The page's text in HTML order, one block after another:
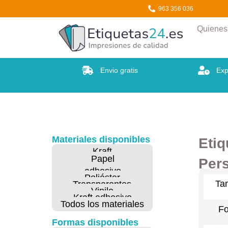
963 356 036
Envio gratis
Materiales disponibles
Kraft
Papel
adhesivo
Poliéster
Transparentes
Vinilo
Kraft adhesivo
Todos los materiales
Formas disponibles